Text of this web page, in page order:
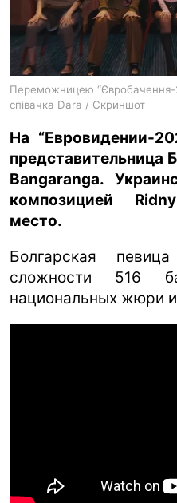
ua ru en
Переможницею “Євробачення-
співачка Dara / Скриншот
На “Евровидении-
представительница
Bangaranga.
композицией
место.
Болгарская
сложности 516
национальных жюри и